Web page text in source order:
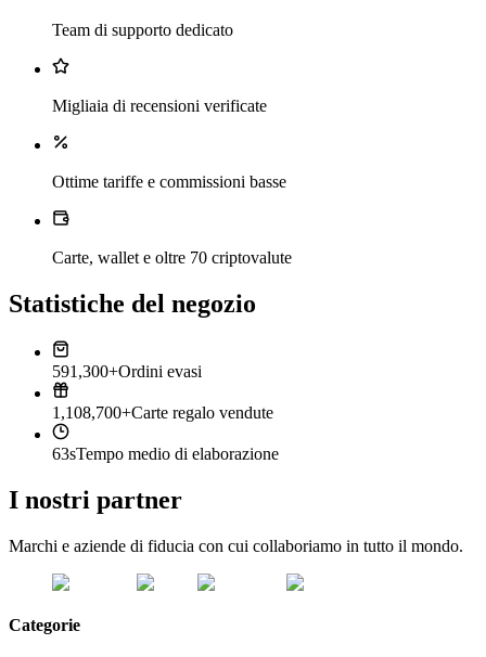
Team di supporto dedicato
Migliaia di recensioni verificate
Ottime tariffe e commissioni basse
Carte, wallet e oltre 70 criptovalute
Statistiche del negozio
591,300+Ordini evasi
1,108,700+Carte regalo vendute
63sTempo medio di elaborazione
I nostri partner
Marchi e aziende di fiducia con cui collaboriamo in tutto il mondo.
Categorie